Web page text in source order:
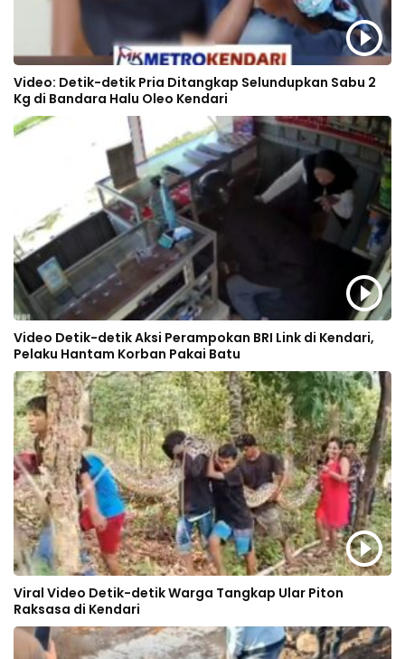
Video: Detik-detik Pria Ditangkap Selundupkan Sabu 2
Kg di Bandara Halu Oleo Kendari
Video Detik-detik Aksi Perampokan BRI Link di Kendari,
Pelaku Hantam Korban Pakai Batu
Viral Video Detik-detik Warga Tangkap Ular Piton
Raksasa di Kendari